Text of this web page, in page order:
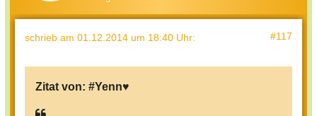
schrieb am 01.12.2014 um 18:40 Uhr: #117
Zitat von: #Yenn♥